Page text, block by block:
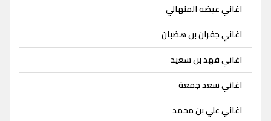
اغاني عيضه المنهالي
اغاني جفران بن هضبان
اغاني فهد بن سعيد
اغاني سعد جمعة
اغاني علي بن محمد